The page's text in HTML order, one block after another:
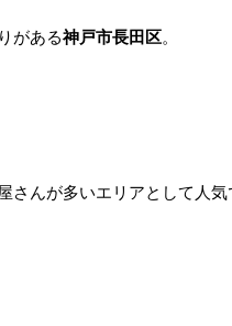
がある神戸市長田区。
んが多いエリアとして人気